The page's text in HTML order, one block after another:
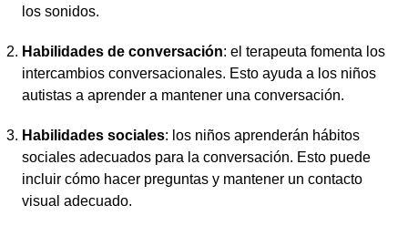
los sonidos.
Habilidades de conversación: el terapeuta fomenta los
intercambios conversacionales. Esto ayuda a los niños
autistas a aprender a mantener una conversación.
Habilidades sociales: los niños aprenderán hábitos
sociales adecuados para la conversación. Esto puede
incluir cómo hacer preguntas y mantener un contacto
visual adecuado.